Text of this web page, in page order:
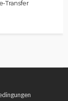
Transfer